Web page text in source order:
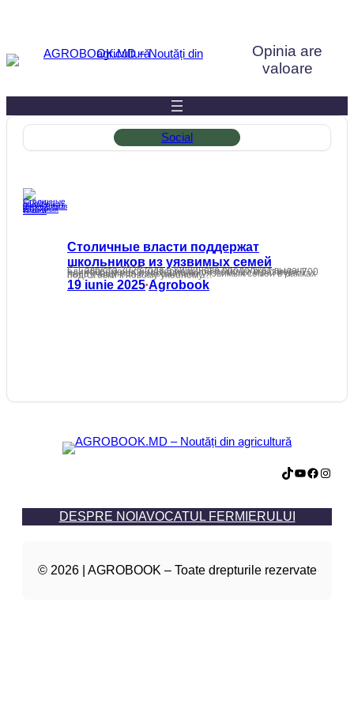
conținut
Opinia are
valoare
Social
Столичные власти поддержат
школьников из уязвимых семей
С 1 августа 2025 года в Кишиневе продолжат выдачу единовременной материальной помощи в размере 700 леев учащимся из социально уязвимых семей в рамках подготовки к новому учебному…
19 iunie 2025•Agrobook
TikTok YouTube Facebook Instagram
DESPRE NOI AVOCATUL FERMIERULUI
© 2026 | AGROBOOK – Toate drepturile rezervate